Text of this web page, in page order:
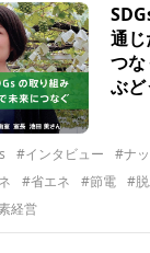
通
つな
ぶ
#インタビュー
#ナ
#省エネ #節電
#
経営